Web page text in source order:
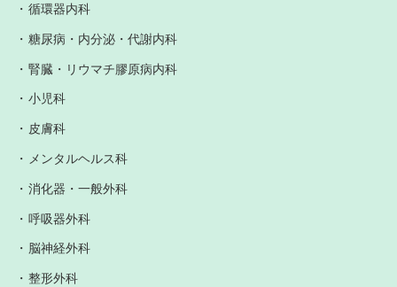
循環器内科
糖尿病・内分泌・代謝内科
腎臓・リウマチ膠原病内科
小児科
皮膚科
メンタルヘルス科
消化器・一般外科
呼吸器外科
脳神経外科
整形外科